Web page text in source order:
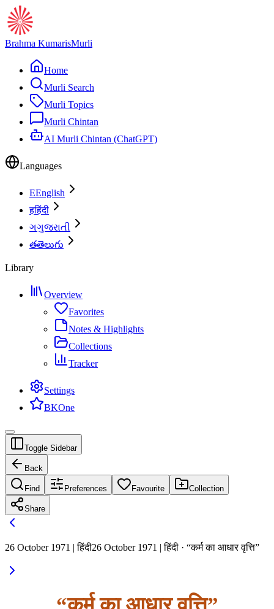
Brahma KumarisMurli
Home
Murli Search
Murli Topics
Murli Chintan
AI Murli Chintan (ChatGPT)
Languages
EEnglish
हहिंदी
ગગુજરાતી
తతెలుగు
Library
Overview
Favorites
Notes & Highlights
Collections
Tracker
Settings
BKOne
Toggle Sidebar
Back
Find Preferences Favourite Collection
Share
26 October 1971 | हिंदी26 October 1971 | हिंदी · “कर्म का आधार वृत्ति”